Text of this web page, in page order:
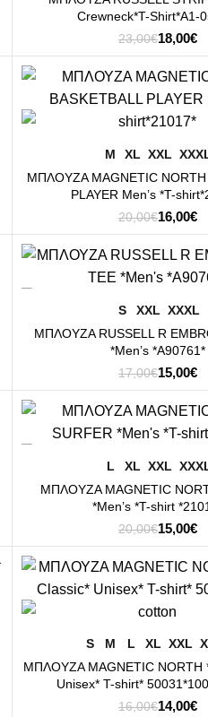
Crewneck*T-Shirt*A1-
23,00€Original
price
was:
18,00€Η
ΕΠΙΛΟΓΉ
M XL XXL
ΜΠΛΟΥΖΑ MAGNETIC NORTH
PLAYER Men’s *T-
20,00€Original
price
was:
16,00€Η
ΕΠΙΛΟΓΉ
S XXL XXXL
ΜΠΛΟΥΖΑ RUSSELL R
*Men’s *A90761*
17,00€Original
price
was:
15,00€Η
ΕΠΙΛΟΓΉ
L XL XXL
ΜΠΛΟΥΖΑ MAGNETIC
*Men’s *T-shirt
20,00€Original
price
was:
15,00€Η
ΕΠΙΛΟΓΉ
S M L XL XXL
ΜΠΛΟΥΖΑ MAGNΕΤIC NORTH
Unisex* T-shirt*
16,00€Original
14,00€Η